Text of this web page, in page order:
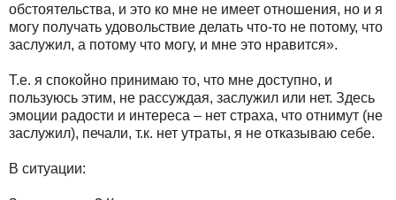
обстоятельства, и это ко мне не имеет отношения, но и я
могу получать удовольствие делать что-то не потому, что
заслужил, а потому что могу, и мне это нравится».
Т.е. я спокойно принимаю то, что мне доступно, и
пользуюсь этим, не рассуждая, заслужил или нет. Здесь
эмоции радости и интереса – нет страха, что отнимут (не
заслужил), печали, т.к. нет утраты, я не отказываю себе.
В ситуации: